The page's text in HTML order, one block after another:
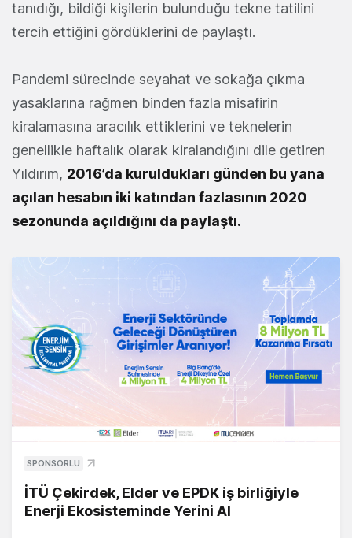
tanıdığı, bildiği kişilerin bulunduğu tekne tatilini
tercih ettiğini gördüklerini de paylaştı.
Pandemi sürecinde seyahat ve sokağa çıkma
yasaklarına rağmen binden fazla misafirin
kiralamasına aracılık ettiklerini ve teknelerin
genellikle haftalık olarak kiralandığını dile getiren
Yıldırım, 2016’da kuruldukları günden bu yana
açılan hesabın iki katından fazlasının 2020
sezonunda açıldığını da paylaştı.
SPONSORLU
İTÜ Çekirdek, Elder ve EPDK iş birliğiyle
Enerji Ekosisteminde Yerini Al